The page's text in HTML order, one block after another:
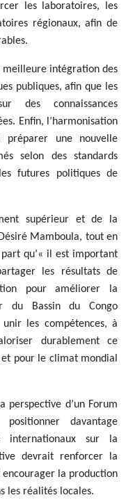
les laboratoires, les
régionaux, afin de
meilleure intégration des
publiques, afin que les
des connaissances
Enfin, l’harmonisation
préparer une nouvelle
selon des standards
futures politiques de
supérieur et de la
Mamboula, tout en
qu’« il est important
les résultats de
pour améliorer la
du Bassin du Congo
les compétences, à
durablement ce
pour le climat mondial
perspective d’un Forum
davantage
internationaux sur la
devrait renforcer la
la production
les réalités locales.